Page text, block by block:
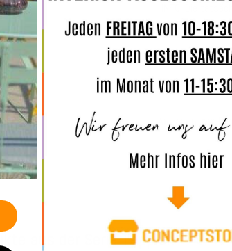
Die
Merkmale
Angaben zur
aus der Serie Teppich